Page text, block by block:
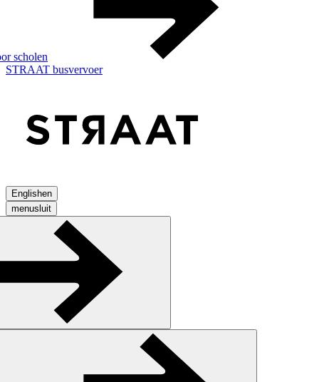
scholen
STRAAT busvervoer
Englishen
menusluit